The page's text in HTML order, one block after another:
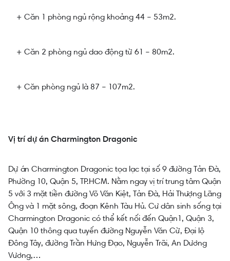
+ Căn 1 phòng ngủ rộng khoảng 44 – 53m2.
+ Căn 2 phòng ngủ dao động từ 61 – 80m2.
+ Căn phòng ngủ là 87 – 107m2.
Vị trí dự án Charmington Dragonic
Dự án Charmington Dragonic tọa lạc tại số 9 đường Tản Đà,
Phường 10, Quận 5, TP.HCM. Nằm ngay vị trí trung tâm Quận
5 với 3 mặt tiền đường Võ Văn Kiệt, Tản Đà, Hải Thượng Lãng
Ông và 1 mặt sông, đoạn Kênh Tàu Hủ. Cư dân sinh sống tại
Charmington Dragonic có thể kết nối đến Quận1, Quận 3,
Quận 10 thông qua tuyến đường Nguyễn Văn Cừ, Đại lộ
Đông Tây, đường Trần Hưng Đạo, Nguyễn Trãi, An Dương
Vương,…